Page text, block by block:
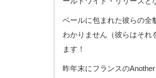
ベールに包まれた彼らの全
わかりません（彼らはそれ
ます！
昨年末にフランスの